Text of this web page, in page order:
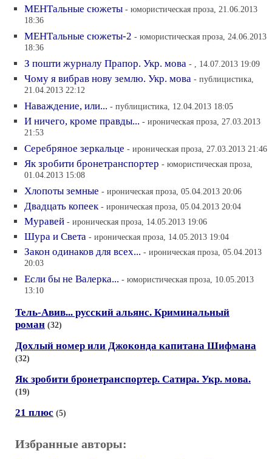
МЕНТальные сюжеты - юмористическая проза, 21.06.2013
18:36
МЕНТальные сюжеты-2 - юмористическая проза, 24.06.2013
18:36
З пошти журналу Прапор. Укр. мова - , 14.07.2013 19:09
Чому я вибрав нову землю. Укр. мова - публицистика,
21.04.2013 22:12
Наваждение, или... - публицистика, 12.04.2013 18:05
И ничего, кроме правды... - ироническая проза, 27.03.2013
21:53
Серебряное зеркальце - ироническая проза, 27.03.2013 21:46
Як зробити бронетранспортер - юмористическая проза,
01.04.2013 15:08
Хлопоты земные - ироническая проза, 05.04.2013 20:06
Двадцать копеек - ироническая проза, 05.04.2013 20:04
Муравей - ироническая проза, 14.05.2013 19:06
Шура и Света - ироническая проза, 14.05.2013 19:04
Закон одинаков для всех... - ироническая проза, 05.04.2013
20:03
Если бы не Валерка... - юмористическая проза, 10.05.2013
13:10
Тель-Авив... русский альянс. Криминальный
роман (32)
Дохлый номер или Джоконда капитана Шифмана
(32)
Як зробити бронетранспортер. Сатира. Укр. мова.
(19)
21 плюс (5)
Избранные авторы: